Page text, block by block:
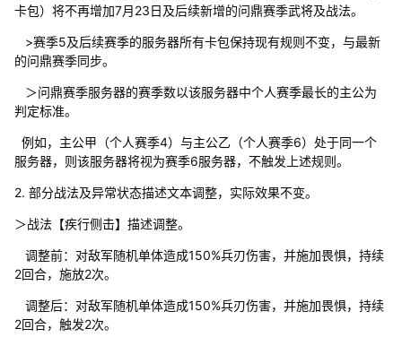
卡包）将不再增加7月23日及后续新增的问鼎赛季武将及战法。
>赛季5及后续赛季的服务器所有卡包保持现有规则不变，与最新
的问鼎赛季同步。
＞问鼎赛季服务器的赛季数以该服务器中个人赛季最长的主公为
判定标准。
例如，主公甲（个人赛季4）与主公乙（个人赛季6）处于同一个
服务器，则该服务器将视为赛季6服务器，不触发上述规则。
2. 部分战法及异常状态描述文本调整，实际效果不变。
＞战法【疾行侧击】描述调整。
调整前：对敌军随机单体造成150%兵刃伤害，并施加畏惧，持续
2回合，施放2次。
调整后：对敌军随机单体造成150%兵刃伤害，并施加畏惧，持续
2回合，触发2次。